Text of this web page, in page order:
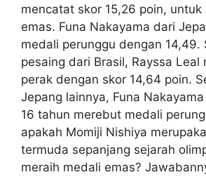
mencatat skor 15,26 poin, untuk
emas. Funa Nakayama dari
medali perunggu dengan 14,49.
pesaing dari Brasil, Rayssa Leal
perak dengan skor 14,64 poin.
Jepang lainnya, Funa
16 tahun merebut medali
apakah Momiji Nishiya
termuda sepanjang sejarah
meraih medali emas?